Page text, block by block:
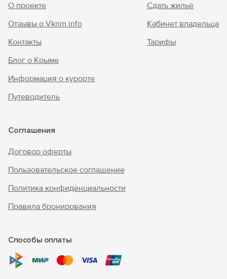
О проекте
Отзывы о Vkrim.info
Контакты
Блог о Крыме
Информация о курорте
Путеводитель
Сдать жильё
Кабинет владельца
Тарифы
Соглашения
Договор оферты
Пользовательское соглашение
Политика конфиденциальности
Правила бронирования
Способы оплаты